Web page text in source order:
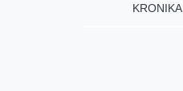
KRONIKA